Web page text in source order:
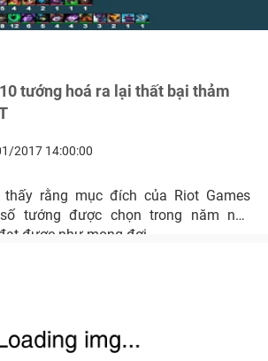
tướng hoá ra lại thất bại thảm
2017 14:00:00
rằng mục đích của Riot Games
tướng được chọn trong năm nay
được như mong đợi.